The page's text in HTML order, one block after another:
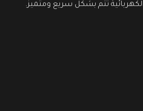
تتم بشكل سريع ومتميز.